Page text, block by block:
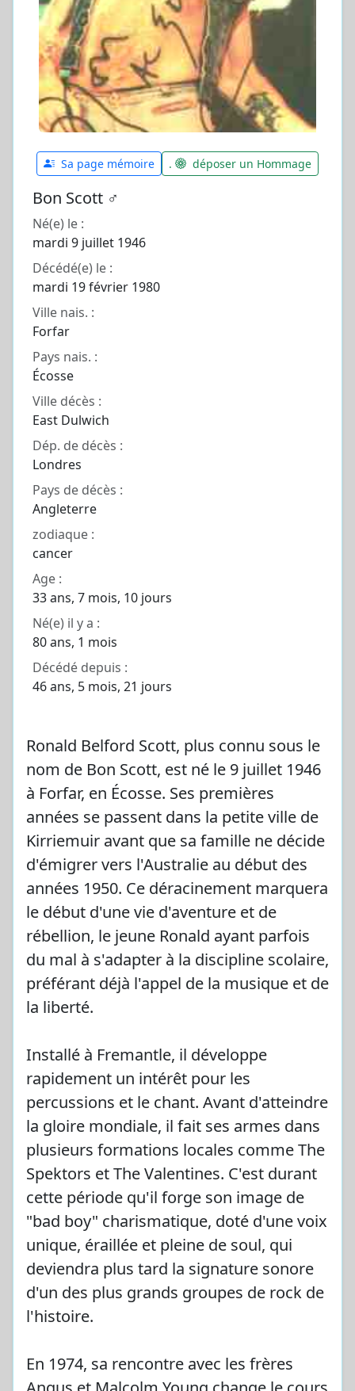
Sa page mémoire . déposer un Hommage
Bon Scott ♂️
Né(e) le :
mardi 9 juillet 1946
Décédé(e) le :
mardi 19 février 1980
Ville nais. :
Forfar
Pays nais. :
Écosse
Ville décès :
East Dulwich
Dép. de décès :
Londres
Pays de décès :
Angleterre
zodiaque :
cancer
Age :
33 ans, 7 mois, 10 jours
Né(e) il y a :
80 ans, 1 mois
Décédé depuis :
46 ans, 5 mois, 21 jours
Ronald Belford Scott, plus connu sous le
nom de Bon Scott, est né le 9 juillet 1946
à Forfar, en Écosse. Ses premières
années se passent dans la petite ville de
Kirriemuir avant que sa famille ne décide
d'émigrer vers l'Australie au début des
années 1950. Ce déracinement marquera
le début d'une vie d'aventure et de
rébellion, le jeune Ronald ayant parfois
du mal à s'adapter à la discipline scolaire,
préférant déjà l'appel de la musique et de
la liberté.
Installé à Fremantle, il développe
rapidement un intérêt pour les
percussions et le chant. Avant d'atteindre
la gloire mondiale, il fait ses armes dans
plusieurs formations locales comme The
Spektors et The Valentines. C'est durant
cette période qu'il forge son image de
"bad boy" charismatique, doté d'une voix
unique, éraillée et pleine de soul, qui
deviendra plus tard la signature sonore
d'un des plus grands groupes de rock de
l'histoire.
En 1974, sa rencontre avec les frères